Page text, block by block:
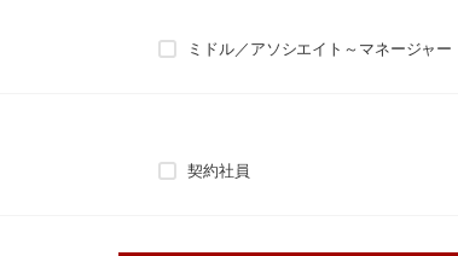
ミドル／アソシエイト～マネージャー
契約社員